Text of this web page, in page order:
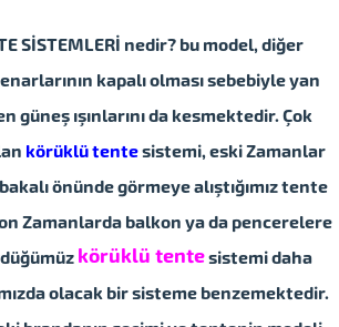
SİSTEMLERİ nedir? bu model, diğer
kapalı olması sebebiyle yan
güneş ışınlarını da kesmektedir.Çok
körüklü tentesistemi, eski Zamanlar
önünde görmeye alıştığımız tente
Zamanlarda balkon ya da pencerelere
körüklü tentesistemi daha
olacak bir sisteme benzemektedir.